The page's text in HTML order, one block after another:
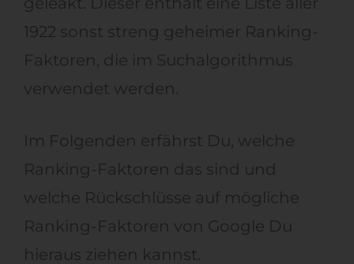
1922 sonst streng geheimer Ranking-
Faktoren, die im Suchalgorithmus
verwendet werden.
Im Folgenden erfährst Du, welche
Ranking-Faktoren das sind und
welche Rückschlüsse auf mögliche
Ranking-Faktoren von Google Du
hieraus ziehen kannst.